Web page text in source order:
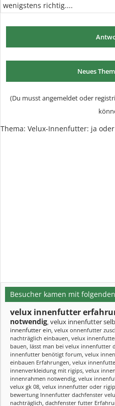
wenigstens richtig....
Neues
(Du musst angemeldet oder
Thema: Velux-Innenfutter: ja
Besucher kamen mit
velux innenfutter
notwendig, velux innenfutter
innenfutter ein, velux onnenfutter
nachträglich einbauen, velux
bauen, lässt man bei velux innenfutter
innenfutter benötigt forum, velux
einbauen Erfahrungen, velux
innenverkleidung mit rigips, velux
innenrahmen notwendig, velux
velux gk 08, velux innenfutter oder
bewertung Innenfutter dachfenster
nachträglich, dachfenster futter